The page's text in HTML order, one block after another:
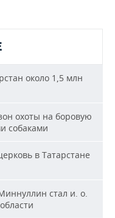
около 1,5 млн
охоты на боровую
собаками
в Татарстане
стал и. о.